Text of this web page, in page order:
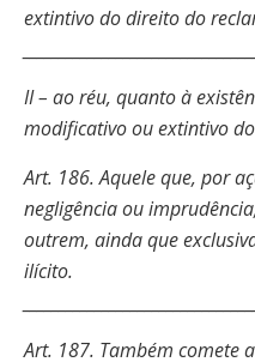
extintivo do direito do
II – ao réu, quanto à
modificativo ou extintivo
Art. 186. Aquele que, por
negligência ou
outrem, ainda que
ilícito.
Art. 187. Também comete